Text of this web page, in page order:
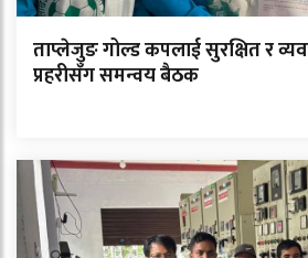
ताप्लेजुङ गोल्ड कपलाई सुरक्षित र
प्रहरीसँग समन्वय बैठक